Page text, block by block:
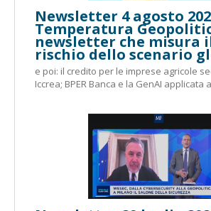
Newsletter 4 agosto
Temperatura
newsletter che misura
rischio dello scenario
e poi: il credito per le imprese agricole
Iccrea; BPER Banca e la GenAI applicata